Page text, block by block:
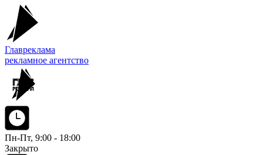
Главреклама
рекламное агентство
Пн-Пт, 9:00 - 18:00
Закрыто